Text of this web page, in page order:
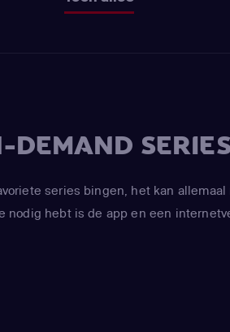
DEMAND
series bingen, het kan allemaal
nodig hebt is de app en een